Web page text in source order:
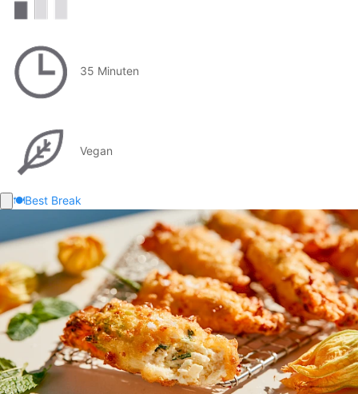
35 Minuten
Vegan
🍽️Best Break